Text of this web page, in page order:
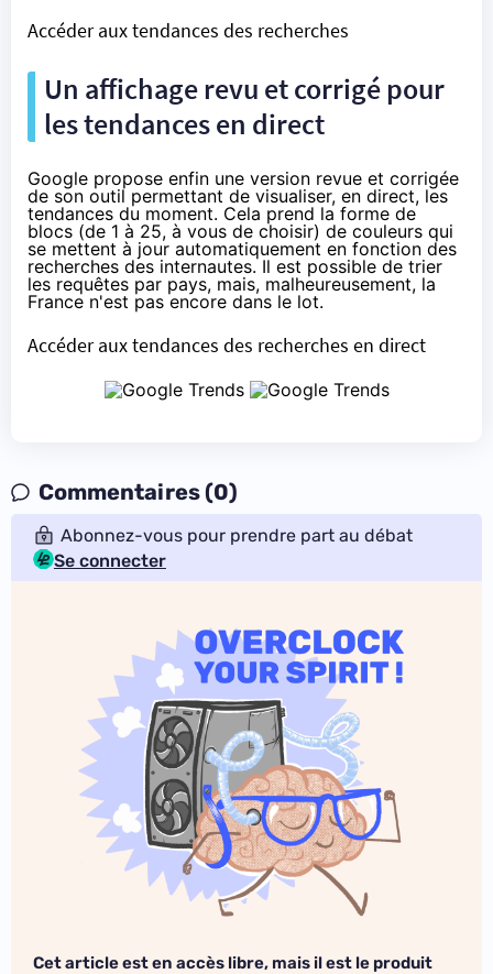
Accéder aux tendances des recherches
Un affichage revu et corrigé pour
les tendances en direct
Google propose enfin une version revue et corrigée
de son outil permettant de visualiser, en direct, les
tendances du moment. Cela prend la forme de
blocs (de 1 à 25, à vous de choisir) de couleurs qui
se mettent à jour automatiquement en fonction des
recherches des internautes. Il est possible de trier
les requêtes par pays, mais, malheureusement, la
France n'est pas encore dans le lot.
Accéder aux tendances des recherches en direct
Commentaires (0)
Abonnez-vous pour prendre part au débat
Se connecter
Cet article est en accès libre, mais il est le produit